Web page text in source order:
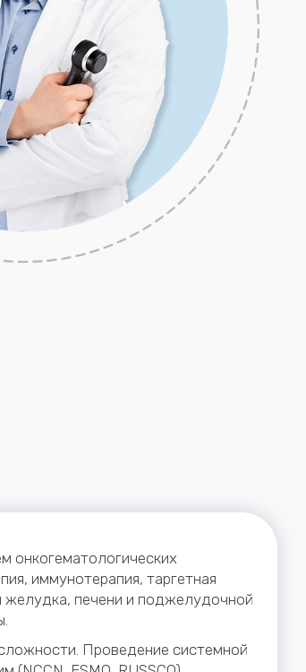
онкогематологических
иммунотерапия, таргетная
желудка, печени и поджелудочной
Проведение системной